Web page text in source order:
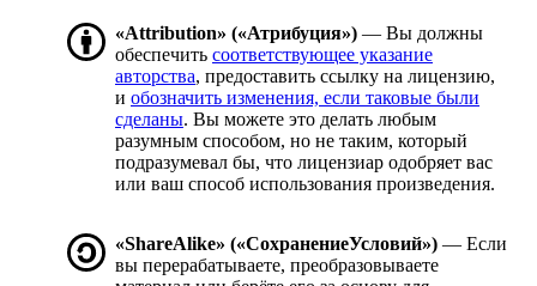
«Attribution» («Атрибуция») — Вы должны
обеспечить соответствующее указание
авторства, предоставить ссылку на лицензию,
и обозначить изменения, если таковые были
сделаны. Вы можете это делать любым
разумным способом, но не таким, который
подразумевал бы, что лицензиар одобряет вас
или ваш способ использования произведения.
«ShareAlike» («СохранениеУсловий») — Если
вы перерабатываете, преобразовываете